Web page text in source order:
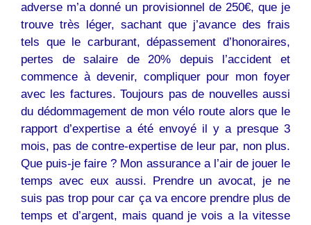
adverse m’a donné un provisionnel de 250€, que je
trouve très léger, sachant que j’avance des frais
tels que le carburant, dépassement d’honoraires,
pertes de salaire de 20% depuis l’accident et
commence à devenir, compliquer pour mon foyer
avec les factures. Toujours pas de nouvelles aussi
du dédommagement de mon vélo route alors que le
rapport d’expertise a été envoyé il y a presque 3
mois, pas de contre-expertise de leur par, non plus.
Que puis-je faire ? Mon assurance a l’air de jouer le
temps avec eux aussi. Prendre un avocat, je ne
suis pas trop pour car ça va encore prendre plus de
temps et d’argent, mais quand je vois a la vitesse